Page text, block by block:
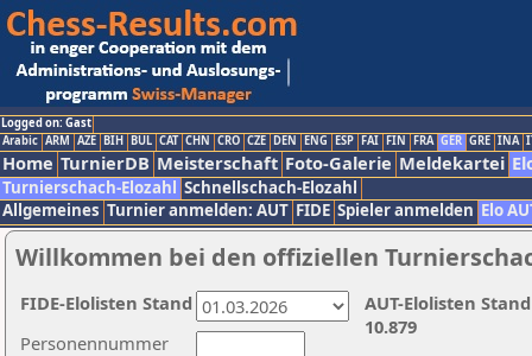
Logged on: Gast
Arabic ARM AZE BIH BUL CAT CHN CRO CZE DEN ENG ESP FAI FIN FRA GER GRE INA
Home TurnierDB Meisterschaft Foto-Galerie Meldekartei
Turnierschach-Elozahl Schnellschach-Elozahl
Allgemeines Turnier anmelden: AUT FIDE Spieler anmelden Elo
Willkommen bei den offiziellen
Personennummer
AUT-Elolisten
10.879
FIDE-Elolisten Stand